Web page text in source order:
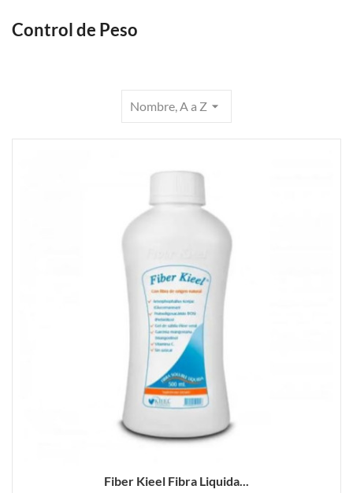
Control de Peso
Nombre, A a Z arrow_drop_down
Fiber Kieel Fibra Liquida...